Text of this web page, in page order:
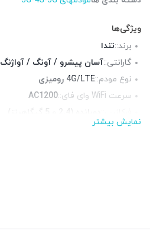
ویژگی‌ها
برند::تندا
گارانتی::آسان پیشرو / آونگ / آواژنگ
نوع مودم::4G/LTE رومیزی
سرعت WiFi وای فای::
AC1200
محیط قابل استفاده::
نمایش بیشتر